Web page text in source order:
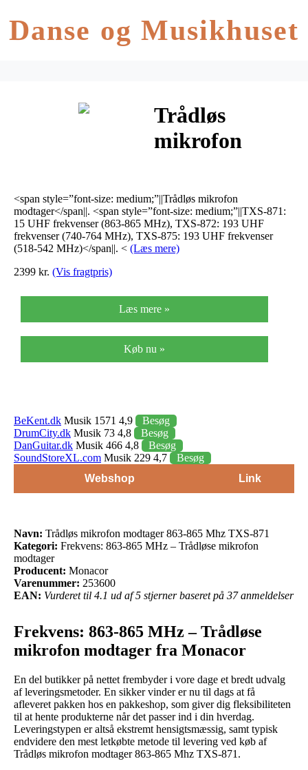
Danse og Musikhuset
Trådløs
mikrofon
865 Mhz TXS-
871
<span style=”font-size: medium;”||Trådløs mikrofon
modtager</span||. <span style=”font-size: medium;”||TXS-871:
15 UHF frekvenser (863-865 MHz), TXS-872: 193 UHF
frekvenser (740-764 MHz), TXS-875: 193 UHF frekvenser
(518-542 MHz)</span||. < (Læs mere)
2399 kr. (Vis fragtpris)
Læs mere »
Køb nu »
BeKent.dk Musik 1571 4,9
Besøg
DrumCity.dk Musik 73 4,8
Besøg
DanGuitar.dk Musik 466 4,8
Besøg
SoundStoreXL.com Musik 229 4,7
Besøg
Webshop
Link
Navn: Trådløs mikrofon modtager 863-865 Mhz TXS-871
Kategori: Frekvens: 863-865 MHz – Trådløse mikrofon
modtager
Producent: Monacor
Varenummer: 253600
EAN: Vurderet til 4.1 ud af 5 stjerner baseret på 37 anmeldelser
Frekvens: 863-865 MHz – Trådløse
mikrofon modtager fra Monacor
En del butikker på nettet frembyder i vore dage et bredt udvalg
af leveringsmetoder. En sikker vinder er nu til dags at få
afleveret pakken hos en pakkeshop, som giver dig fleksibiliteten
til at hente produkterne når det passer ind i din hverdag.
Leveringstypen er altså ekstremt hensigtsmæssig, samt typisk
endvidere den mest letkøbte metode til levering ved køb af
Trådløs mikrofon modtager 863-865 Mhz TXS-871.